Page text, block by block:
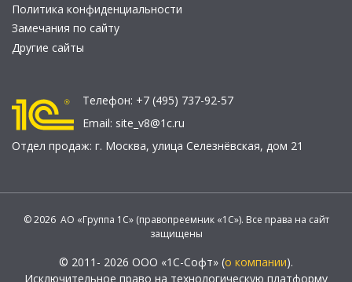
Политика конфиденциальности
Замечания по сайту
Другие сайты
Телефон: +7 (495) 737-92-57
Email: site_v8@1c.ru
Отдел продаж: г. Москва, улица Селезнёвская, дом 21
© 2026 АО «Группа 1С» (правопреемник «1С»). Все права на сайт
защищены
© 2011- 2026 ООО «1С-Софт» (о компании).
Исключительное право на технологическую платформу